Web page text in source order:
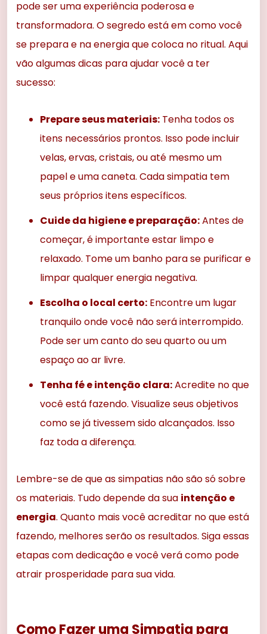
pode ser uma experiência poderosa e
transformadora. O segredo está em como você
se prepara e na energia que coloca no ritual. Aqui
vão algumas dicas para ajudar você a ter
sucesso:
Prepare seus materiais: Tenha todos os
itens necessários prontos. Isso pode incluir
velas, ervas, cristais, ou até mesmo um
papel e uma caneta. Cada simpatia tem
seus próprios itens específicos.
Cuide da higiene e preparação:Antes de
começar, é importante estar limpo e
relaxado. Tome um banho para se purificar e
limpar qualquer energia negativa.
Escolha o local certo: Encontre um lugar
tranquilo onde você não será interrompido.
Pode ser um canto do seu quarto ou um
espaço ao ar livre.
Tenha fé e intenção clara:Acredite no que
você está fazendo. Visualize seus objetivos
como se já tivessem sido alcançados. Isso
faz toda a diferença.
Lembre-se de que as simpatias não são só sobre
os materiais. Tudo depende da sua intenção e
energia. Quanto mais você acreditar no que está
fazendo, melhores serão os resultados. Siga essas
etapas com dedicação e você verá como pode
atrair prosperidade para sua vida.
Como Fazer uma Simpatia para